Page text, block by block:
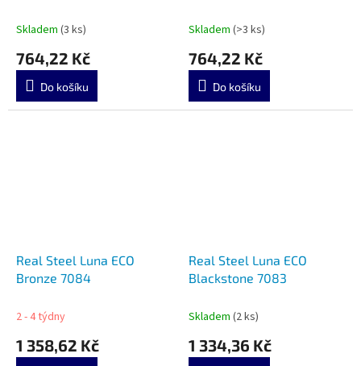
Skladem (3 ks)
764,22 Kč
Do košíku
Skladem (>3 ks)
764,22 Kč
Do košíku
Real Steel Luna ECO
Bronze 7084
2 - 4 týdny
1 358,62 Kč
Real Steel Luna ECO
Blackstone 7083
Skladem (2 ks)
1 334,36 Kč